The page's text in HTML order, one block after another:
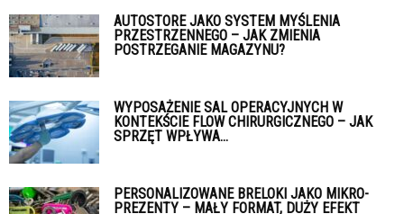
AUTOSTORE JAKO SYSTEM MYŚLENIA
PRZESTRZENNEGO – JAK ZMIENIA
POSTRZEGANIE MAGAZYNU?
WYPOSAŻENIE SAL OPERACYJNYCH W
KONTEKŚCIE FLOW CHIRURGICZNEGO – JAK
SPRZĘT WPŁYWA...
PERSONALIZOWANE BRELOKI JAKO MIKRO-
PREZENTY – MAŁY FORMAT, DUŻY EFEKT